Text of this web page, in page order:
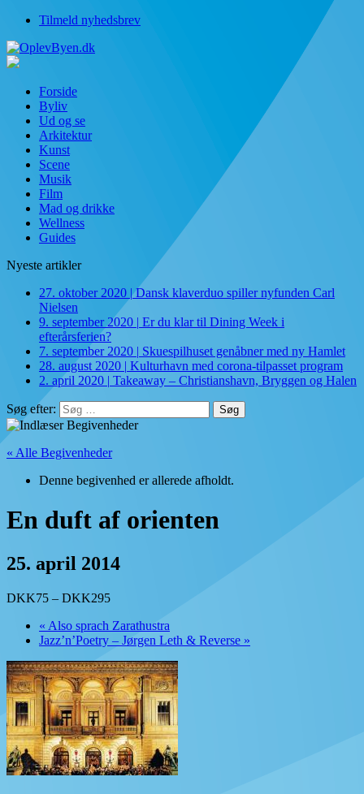
Tilmeld nyhedsbrev
Forside
Byliv
Ud og se
Arkitektur
Kunst
Scene
Musik
Film
Mad og drikke
Wellness
Guides
Nyeste artikler
27. oktober 2020 | Dansk klaverduo spiller nyfunden Carl
Nielsen
9. september 2020 | Er du klar til Dining Week i
efterårsferien?
7. september 2020 | Skuespilhuset genåbner med ny Hamlet
28. august 2020 | Kulturhavn med corona-tilpasset program
2. april 2020 | Takeaway – Christianshavn, Bryggen og Halen
Søg efter:
« Alle Begivenheder
Denne begivenhed er allerede afholdt.
En duft af orienten
25. april 2014
DKK75 – DKK295
« Also sprach Zarathustra
Jazz’n’Poetry – Jørgen Leth & Reverse »